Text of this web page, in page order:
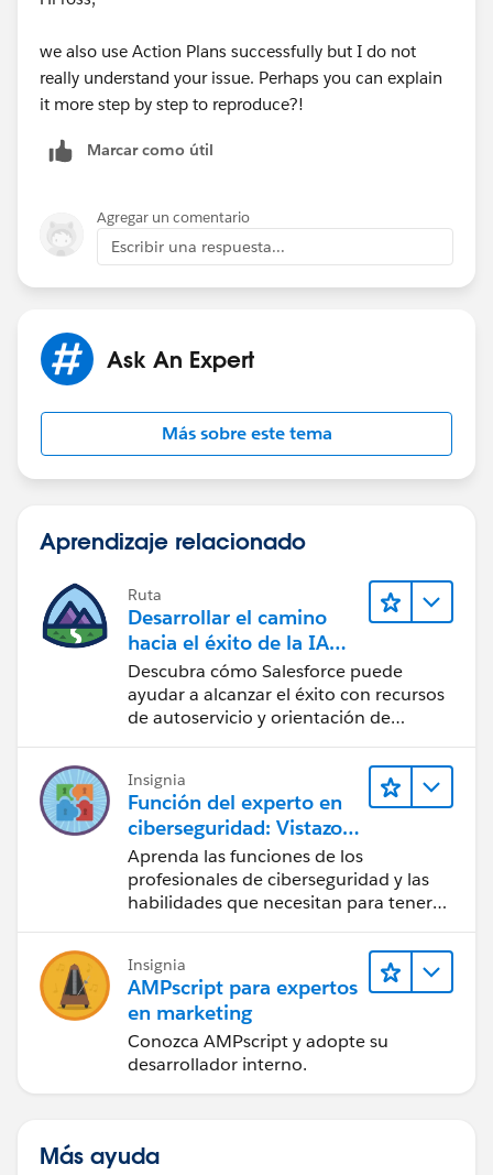
we also use Action Plans successfully but I do not
really understand your issue. Perhaps you can explain
it more step by step to reproduce?!
Marcar como útil
Agregar un comentario
Escribir una respuesta...
Ask An Expert
Más sobre este tema
Aprendizaje relacionado
Ruta
Desarrollar el camino
hacia el éxito de la IA
con Salesforce
Descubra cómo Salesforce puede
ayudar a alcanzar el éxito con recursos
de autoservicio y orientación de
Insignia
Función del experto en
ciberseguridad: Vistazo
rápido
Aprenda las funciones de los
profesionales de ciberseguridad y las
habilidades que necesitan para tener
Insignia
AMPscript para expertos
en marketing
Conozca AMPscript y adopte su
desarrollador interno.
Más ayuda